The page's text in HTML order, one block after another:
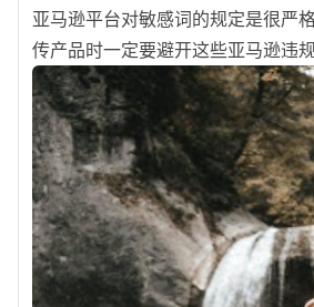
亚马逊平台对敏感词的规定是很严
传产品时一定要避开这些亚马逊违规